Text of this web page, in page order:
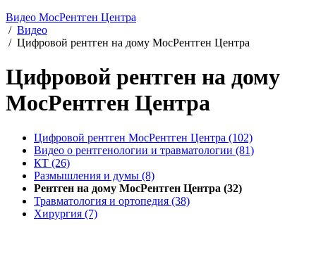
Видео МосРентген Центра
/ Видео
/ Цифровой рентген на дому МосРентген Центра
Цифровой рентген на дому
МосРентген Центра
Цифровой рентген МосРентген Центра (102)
Видео о рентгенологии и травматологии (81)
КТ (26)
Размышления и думы (8)
Рентген на дому МосРентген Центра (32)
Травматология и ортопедия (38)
Хирургия (7)